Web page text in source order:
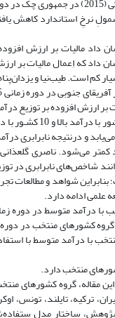
نرخِ استاندارد کاهش
اقتصادی نشان داد مالیات
کم‌درآمد نسبت به مالیات‌دهندگان پُردرآمد،
بر ارزش افزوده بر توزیع
و درنتیجه نابرابری
است که مالیات‌ها می‌توانند
شواهد و مطالعات
علمی ادامه دارد.
درآمد متوسط با
منتخب دارد.
مقاله، گروه کشورهای
ترکیه، تایلند، تونس،
ساختار مدل